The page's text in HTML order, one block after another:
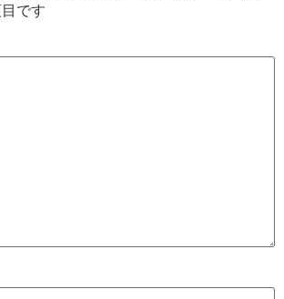
です